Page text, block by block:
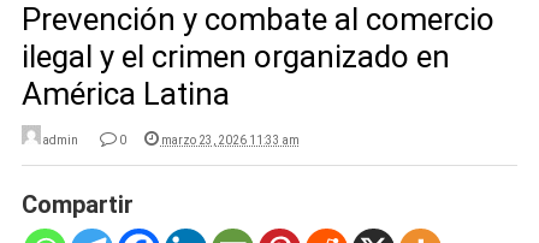
Prevención y combate al comercio
ilegal y el crimen organizado en
América Latina
admin 0 marzo 23, 2026 11:33 am
Compartir